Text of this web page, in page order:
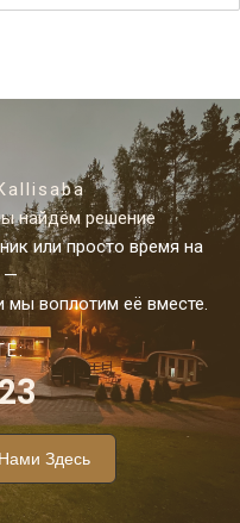
найдём решение
или просто время на
—
мы воплотим её вместе.
Здесь